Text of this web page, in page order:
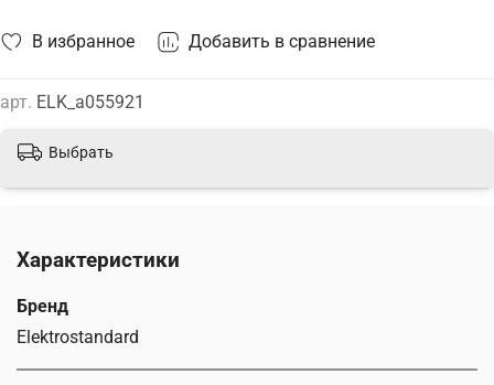
В избранное Добавить в сравнение
арт. ELK_a055921
Выбрать
Характеристики
Бренд
Elektrostandard